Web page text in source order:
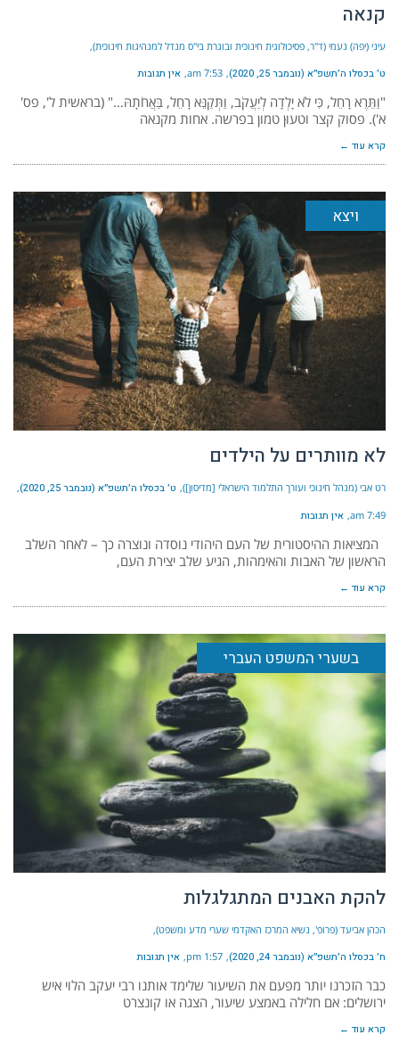
קנאה
עיני (יפה) נעמי (ד"ר, פסיכולוגית חינוכית ובוגרת בי"ס מנדל למנהיגות חינוכית)
ט׳ בכסלו ה׳תשפ״א (נובמבר 25, 2020) 7:53 am אין תגובות
"וַתֵּרֶא רָחֵל, כִּי לֹא יָלְדָה לְיַעֲקֹב, וַתְּקַנֵּא רָחֵל, בַּאֲחֹתָהּ…" (בראשית ל', פס'
א'). פסוק קצר וטעוּן טמון בפרשה. אחות מקנאה
קרא עוד ←
ויצא
לא מוותרים על הילדים
רט אבי (מנהל חינוכי ועורך התלמוד הישראלי [מדיסון]) ט׳ בכסלו ה׳תשפ״א (נובמבר 25, 2020)
7:49 am אין תגובות
המציאות ההיסטורית של העם היהודי נוסדה ונוצרה כך – לאחר השלב
הראשון של האבות והאימהות, הגיע שלב יצירת העם,
קרא עוד ←
בשערי המשפט העברי
להקת האבנים המתגלגלות
הכהן אביעד (פרופ', נשיא המרכז האקדמי שערי מדע ומשפט)
ח׳ בכסלו ה׳תשפ״א (נובמבר 24, 2020) 1:57 pm אין תגובות
כבר הזכרנו יותר מפעם את השיעור שלימד אותנו רבי יעקב הלוי איש
ירושלים: אם חלילה באמצע שיעור, הצגה או קונצרט
קרא עוד ←